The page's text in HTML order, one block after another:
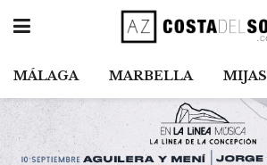
MÁLAGA MARBELLA MIJAS